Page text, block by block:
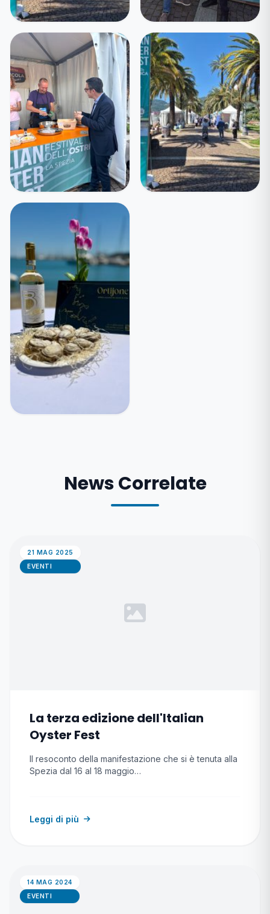
News Correlate
21 MAG 2025
EVENTI
La terza edizione dell'Italian
Oyster Fest
Il resoconto della manifestazione che si è tenuta alla
Spezia dal 16 al 18 maggio…
Leggi di più
14 MAG 2024
EVENTI